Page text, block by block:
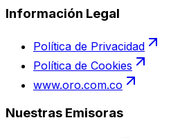
Información Legal
Política de Privacidad
Política de Cookies
www.oro.com.co
Nuestras Emisoras